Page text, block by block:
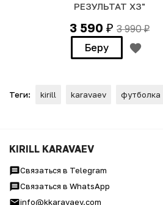
РЕЗУЛЬТАТ ХЗ"
3 590 ₽ 3 990₽
Беру
Теги: kirill karavaev футболка
KIRILL KARAVAEV
Связаться в Telegram
Связаться в WhatsApp
info@kkaravaev.com